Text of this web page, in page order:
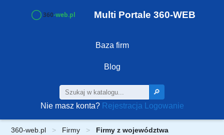
Multi Portale 360-WEB
Baza firm
Blog
🔎
Nie masz konta? Rejestracja Logowanie
360-web.pl Firmy Firmy z województwa